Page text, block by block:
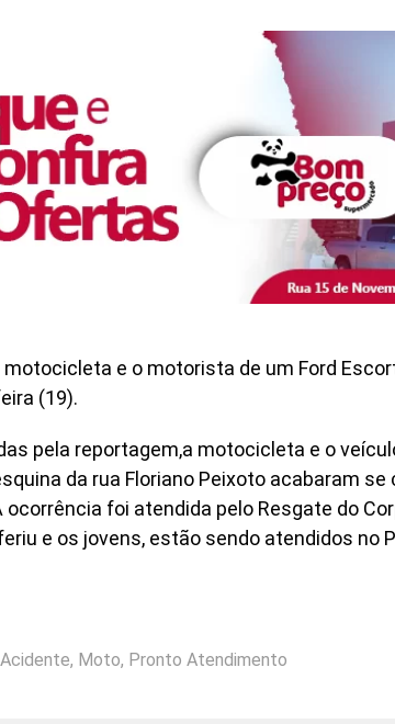
e o motorista de um Ford
(19).
pela reportagem,a motocicleta e o
da rua Floriano Peixoto acabaram
foi atendida pelo Resgate do
e os jovens, estão sendo atendidos no
Acidente, Moto, Pronto Atendimento